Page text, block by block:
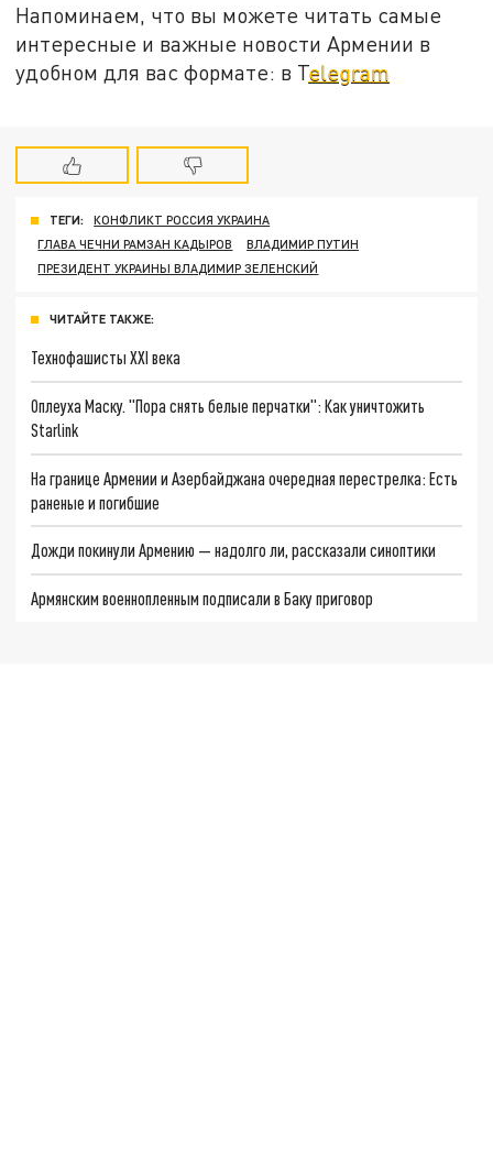
Напоминаем, что вы можете читать самые
интересные и важные новости Армении в
удобном для вас формате: в Telegram
ТЕГИ:
КОНФЛИКТ РОССИЯ УКРАИНА
ГЛАВА ЧЕЧНИ РАМЗАН КАДЫРОВ
ВЛАДИМИР ПУТИН
ПРЕЗИДЕНТ УКРАИНЫ ВЛАДИМИР ЗЕЛЕНСКИЙ
ЧИТАЙТЕ ТАКЖЕ:
Технофашисты XXI века
Оплеуха Маску. "Пора снять белые перчатки": Как уничтожить
Starlink
На границе Армении и Азербайджана очередная перестрелка: Есть
раненые и погибшие
Дожди покинули Армению — надолго ли, рассказали синоптики
Армянским военнопленным подписали в Баку приговор